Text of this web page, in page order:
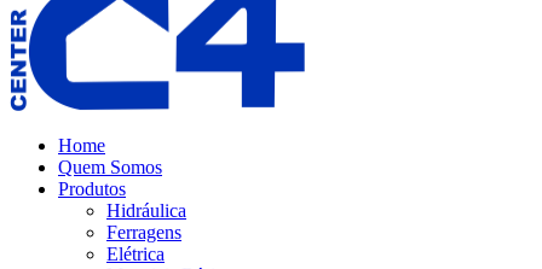
Home
Quem Somos
Produtos
Hidráulica
Ferragens
Elétrica